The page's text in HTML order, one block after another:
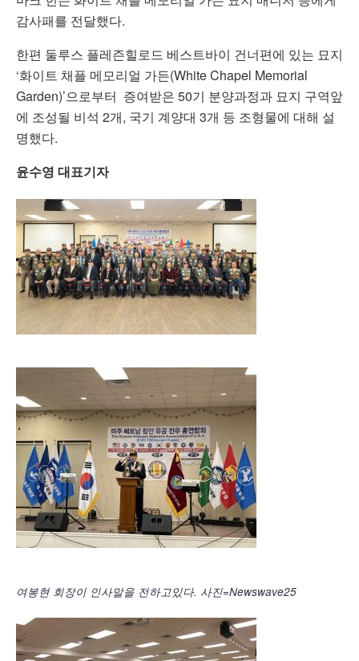
감사패를 전달했다.
한편 둘루스 플레즌힐로드 베스트바이 건너편에 있는 묘지
‘화이트 채플 메모리얼 가든(White Chapel Memorial
Garden)’으로부터 증여받은 50기 분양과정과 묘지 구역앞
에 조성될 비석 2개, 국기 계양대 3개 등 조형물에 대해 설
명했다.
윤수영 대표기자
여봉현 회장이 인사말을 전하고있다. 사진=Newswave25